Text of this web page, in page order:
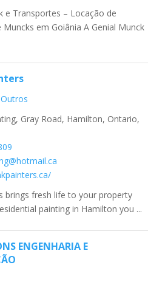
e Transportes – Locação de
Muncks em Goiânia A Genial Munck
Outros
Gray Road, Hamilton, Ontario,
brings fresh life to your property
painting in Hamilton you ...
ENGENHARIA E